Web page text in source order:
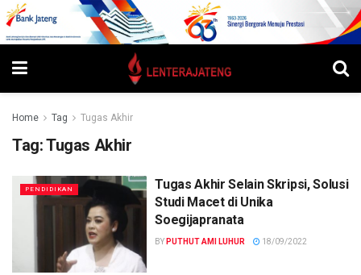
Home Tag Tugas Akhir
Tag:Tugas Akhir
PENDIDIKAN
Tugas Akhir Selain Skripsi, Solusi
Studi Macet di Unika
Soegijapranata
BY PUTHUT AMI LUHUR 18/09/2022